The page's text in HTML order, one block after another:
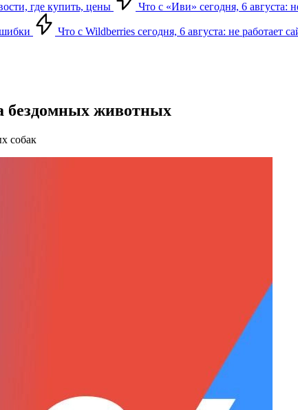
где купить, цены Что с «Иви» сегодня, 6 августа:
Что с Wildberries сегодня, 6 августа: не работает
бездомных животных
собак